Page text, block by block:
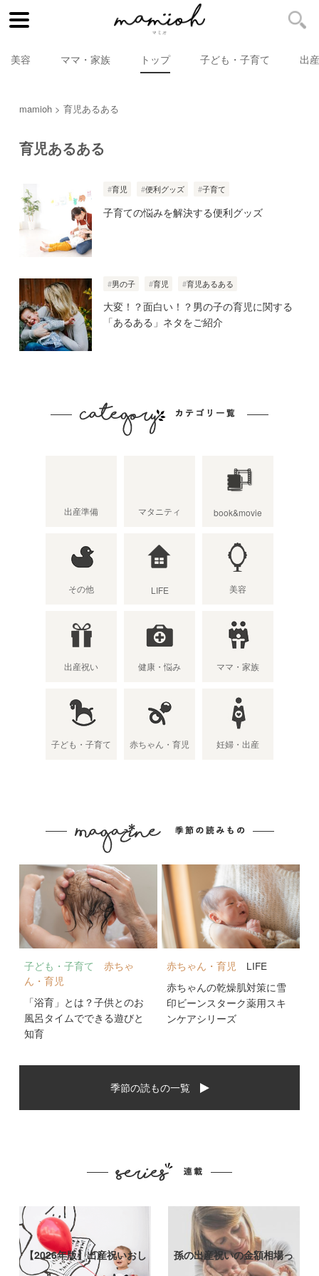
美容 ママ・家族 トップ 子ども・子育て 出
mamioh 育児あるある
育児あるある
育児 便利グッズ 子育て
子育ての悩みを解決する便利グッズ
男の子 育児 育児あるある
大変！？面白い！？男の子の育児に関する
「あるある」ネタをご紹介
出産準備 マタニティ book&movie
その他 LIFE 美容
出産祝い 健康・悩み ママ・家族
子ども・子育て 赤ちゃん・育児 妊婦・出産
子ども・子育て
赤ちゃ
ん・育児
「浴育」とは？子供とのお
風呂タイムでできる遊びと
知育
赤ちゃん・育児
LIFE
赤ちゃんの乾燥肌対策に雪
印ビーンスターク薬用スキ
ンケアシリーズ
季節の読もの一覧
【2026年版】出産祝いおし
ゃれなプ…
孫の出産祝いの金額相場っ
て？出産祝い…